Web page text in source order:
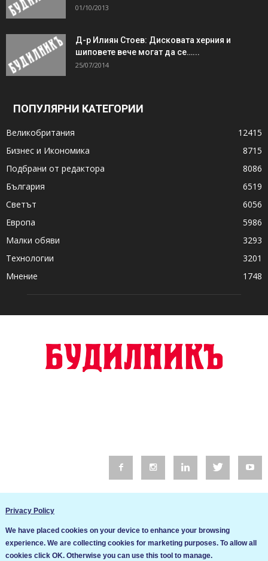
01/10/2013
Д-р Илиян Стоев: Дисковата херния и
шиповете вече могат да се…...
25/07/2014
ПОПУЛЯРНИ КАТЕГОРИИ
Великобритания
12415
Бизнес и Икономика
8715
Подбрани от редактора
8086
България
6519
Светът
6056
Европа
5986
Малки обяви
3293
Технологии
3201
Мнение
1748
Общи условия
Privacy Policy
We have placed cookies on your device to enhance your browsing
experience. We are collecting cookies for marketing purposes. To allow all
cookies click OK. Otherwise you can use this tool to manage.
Ние използваме бисквитки за да подобрим услугите си. Ако